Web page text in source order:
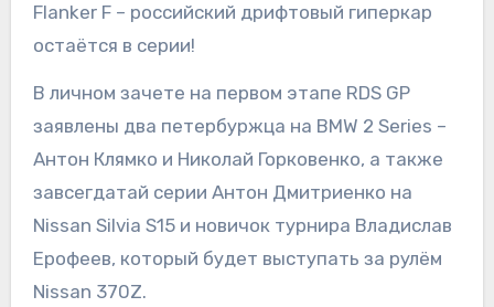
Flanker F – российский дрифтовый гиперкар
остаётся в серии!
В личном зачете на первом этапе RDS GP
заявлены два петербуржца на BMW 2 Series –
Антон Клямко и Николай Горковенко, а также
завсегдатай серии Антон Дмитриенко на
Nissan Silvia S15 и новичок турнира Владислав
Ерофеев, который будет выступать за рулём
Nissan 370Z.